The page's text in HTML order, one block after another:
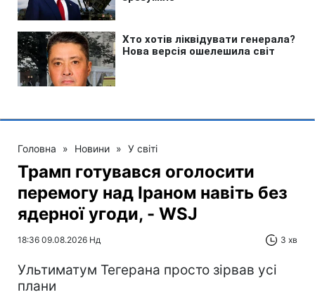
Головна » Новини » У світі
Трамп готувався оголосити
перемогу над Іраном навіть без
ядерної угоди, - WSJ
18:36 09.08.2026 Нд 3 хв
Ультиматум Тегерана просто зірвав усі
плани